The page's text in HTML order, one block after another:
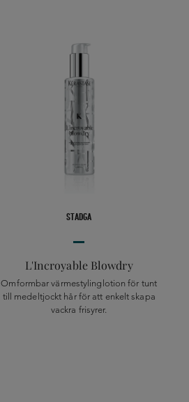
STADGA
L'Incroyable Blowdry
Omformbar värmestylinglotion för tunt
till medeltjockt hår för att enkelt skapa
vackra frisyrer.